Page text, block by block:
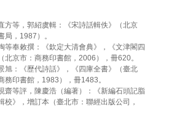
方等，郭紹虞輯：《宋詩話輯佚》（北京
局，1987）。
等奉敕撰：《欽定大清會典》，《文津閣四
北京市：商務印書館，2006），冊620。
旭：《歷代詩話》，《四庫全書》（臺北
務印書館，1983），冊1483。
齋等評，陳慶浩（編著）：《新編石頭記脂
校》，增訂本（臺北市：聯經出版公司，